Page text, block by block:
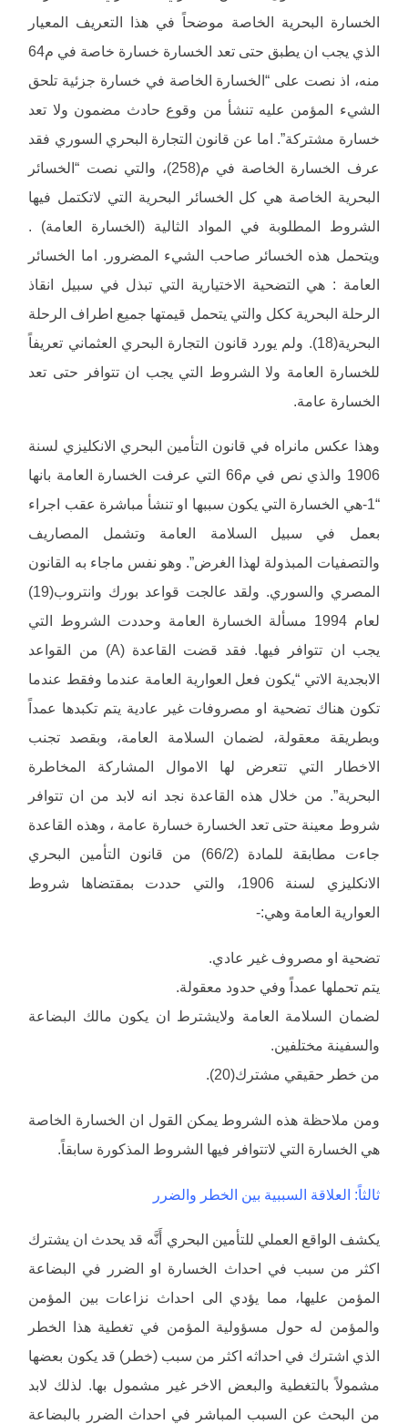
الخسارة البحرية الخاصة موضحاً في هذا التعريف المعيار
الذي يجب ان يطبق حتى تعد الخسارة خسارة خاصة في م64
منه، اذ نصت على “الخسارة الخاصة في خسارة جزئية تلحق
الشيء المؤمن عليه تنشأ من وقوع حادث مضمون ولا تعد
خسارة مشتركة”. اما عن قانون التجارة البحري السوري فقد
عرف الخسارة الخاصة في م(258)، والتي نصت “الخسائر
البحرية الخاصة هي كل الخسائر البحرية التي لاتكتمل فيها
الشروط المطلوبة في المواد الثالية (الخسارة العامة) .
ويتحمل هذه الخسائر صاحب الشيء المضرور. اما الخسائر
العامة : هي التضحية الاختيارية التي تبذل في سبيل انقاذ
الرحلة البحرية ككل والتي يتحمل قيمتها جميع اطراف الرحلة
البحرية(18). ولم يورد قانون التجارة البحري العثماني تعريفاً
للخسارة العامة ولا الشروط التي يجب ان تتوافر حتى تعد
الخسارة عامة.
وهذا عكس مانراه في قانون التأمين البحري الانكليزي لسنة
1906 والذي نص في م66 التي عرفت الخسارة العامة بانها
“1-هي الخسارة التي يكون سببها او تنشأ مباشرة عقب اجراء
بعمل في سبيل السلامة العامة وتشمل المصاريف
والتصفيات المبذولة لهذا الغرض”. وهو نفس ماجاء به القانون
المصري والسوري. ولقد عالجت قواعد بورك وانتروب(19)
لعام 1994 مسألة الخسارة العامة وحددت الشروط التي
يجب ان تتوافر فيها. فقد قضت القاعدة (A) من القواعد
الابجدية الاتي “يكون فعل العوارية العامة عندما وفقط عندما
تكون هناك تضحية او مصروفات غير عادية يتم تكبدها عمداً
وبطريقة معقولة، لضمان السلامة العامة، وبقصد تجنب
الاخطار التي تتعرض لها الاموال المشاركة المخاطرة
البحرية”. من خلال هذه القاعدة نجد انه لابد من ان تتوافر
شروط معينة حتى تعد الخسارة خسارة عامة ، وهذه القاعدة
جاءت مطابقة للمادة (66/2) من قانون التأمين البحري
الانكليزي لسنة 1906، والتي حددت بمقتضاها شروط
العوارية العامة وهي:-
تضحية او مصروف غير عادي.
يتم تحملها عمداً وفي حدود معقولة.
لضمان السلامة العامة ولايشترط ان يكون مالك البضاعة
والسفينة مختلفين.
من خطر حقيقي مشترك(20).
ومن ملاحظة هذه الشروط يمكن القول ان الخسارة الخاصة
هي الخسارة التي لاتتوافر فيها الشروط المذكورة سابقاً.
ثالثاً: العلاقة السببية بين الخطر والضرر
يكشف الواقع العملي للتأمين البحري أَنَّه قد يحدث ان يشترك
اكثر من سبب في احداث الخسارة او الضرر في البضاعة
المؤمن عليها، مما يؤدي الى احداث نزاعات بين المؤمن
والمؤمن له حول مسؤولية المؤمن في تغطية هذا الخطر
الذي اشترك في احداثه اكثر من سبب (خطر) قد يكون بعضها
مشمولاً بالتغطية والبعض الاخر غير مشمول بها. لذلك لابد
من البحث عن السبب المباشر في احداث الضرر بالبضاعة